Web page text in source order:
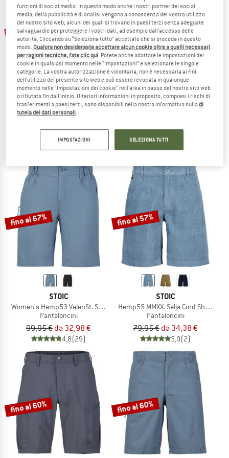
TO THE SALE
55%
STOIC
Pantaloncini
40,48 €
4,7(3)
fino al 30%
STOIC
Pantaloncini
69,95 €da 48,97 €
4,4(12)
fino al 67%
STOIC
Women's Hemp53 ValenSt. Shorts
Pantaloncini
99,95 € da 32,98 €
4,8(29)
fino al 57%
STOIC
Hemp55 MMXX. Selja Cord Shorts
Pantaloncini
79,95 € da 34,38 €
5,0(2)
fino al 60% fino al 60%
funzioni di social media. In questo modo anche i nostri partner dei social
media, della pubblicità e di analisi vengono a conoscenza del vostro utilizzo
del nostro sito web; alcuni dei quali si trovano in paesi terzi senza adeguate
salvaguardie per proteggere i vostri dati, ad esempio dall'accesso delle
autorità. Cliccando su “Seleziona tutto” accettate che si proceda in questo
modo. Qualora non desideraste accettare alcun cookie oltre a quelli necessari
per ragioni tecniche, fate clic qui. Potete anche adattare le impostazioni dei
cookie in qualsiasi momento nelle “Impostazioni” e selezionare le singole
categorie. La vostra autorizzazione è volontaria, non è necessaria ai fini
dell'utilizzo del presente sito web e può essere revocata in qualunque
momento nelle "Impostazioni dei cookie" nell'area in basso del nostro sito web
o rifiutata fin dall'inizio. Ulteriori informazioni in proposito, compresi i rischi di
trasferimenti a paesi terzi, sono disponibili nella nostra informativa sulladi
tutela dei dati personali.
IMPOSTAZIONI SELEZIONA TUTTI